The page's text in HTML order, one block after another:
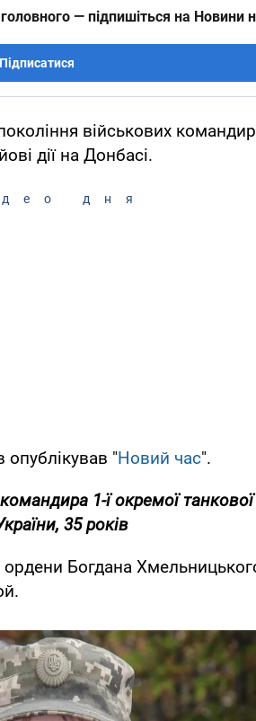
— підпишіться на Новини
Підписатися
військових
дії на Донбасі.
дня
опублікував "Новий час".
1-ї окремої танкової
35 років
Богдана